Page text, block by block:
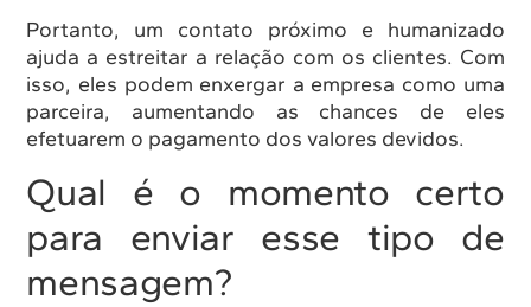
Portanto, um contato próximo e humanizado
ajuda a estreitar a relação com os clientes. Com
isso, eles podem enxergar a empresa como uma
parceira, aumentando as chances de eles
efetuarem o pagamento dos valores devidos.
Qual é o momento certo
para enviar esse tipo de
mensagem?